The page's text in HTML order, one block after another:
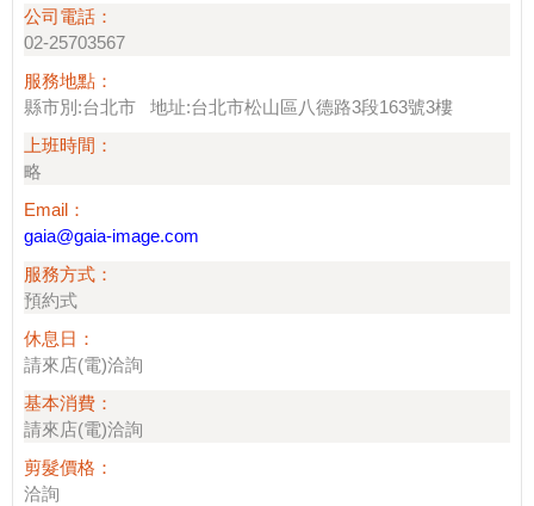
公司電話：
02-25703567
服務地點：
縣市別:台北市 地址:台北市松山區八德路3段163號3樓
上班時間：
略
Email：
gaia@gaia-image.com
服務方式：
預約式
休息日：
請來店(電)洽詢
基本消費：
請來店(電)洽詢
剪髮價格：
洽詢